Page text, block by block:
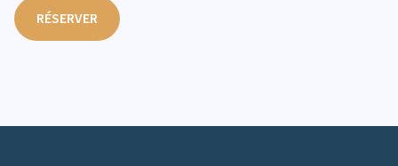
RÉSERVER